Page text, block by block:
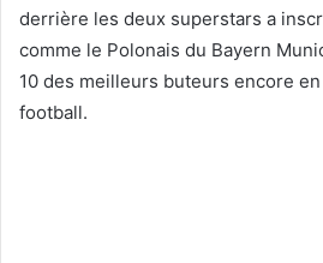
derrière les deux superstars a
comme le Polonais du Bayern
10 des meilleurs buteurs encore
football.